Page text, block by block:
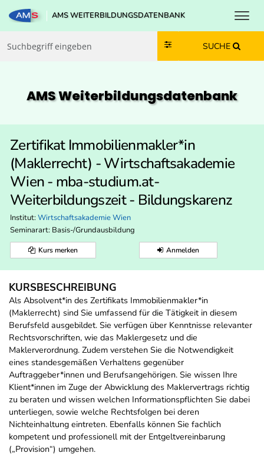
Zum Inhalt springen
Zum Navmenü springen
Zur Suche springen
Zur Footer springen
AMS WEITERBILDUNGSDATENBANK
SUCHE
AMS Weiterbildungs­datenbank
Zertifikat Immobilienmakler*in
(Maklerrecht) - Wirtschaftsakademie
Wien - mba-studium.at-
Weiterbildungszeit - Bildungskarenz
Institut: Wirtschaftsakademie Wien
Seminarart: Basis-/Grundausbildung
Kurs merken Anmelden
KURSBESCHREIBUNG
Als Absolvent*in des Zertifikats Immobilienmakler*in
(Maklerrecht) sind Sie umfassend für die Tätigkeit in diesem
Berufsfeld ausgebildet. Sie verfügen über Kenntnisse relevanter
Rechtsvorschriften, wie das Maklergesetz und die
Maklerverordnung. Zudem verstehen Sie die Notwendigkeit
eines standesgemäßen Verhaltens gegenüber
Auftraggeber*innen und Berufsangehörigen. Sie wissen Ihre
Klient*innen im Zuge der Abwicklung des Maklervertrags richtig
zu beraten und wissen welchen Informationspflichten Sie dabei
unterliegen, sowie welche Rechtsfolgen bei deren
Nichteinhaltung eintreten. Ebenfalls können Sie fachlich
kompetent und professionell mit der Entgeltvereinbarung
(„Provision“) umgehen.